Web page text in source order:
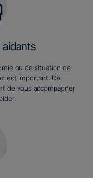
aidants
ou de situation de
est important. De
de vous accompagner